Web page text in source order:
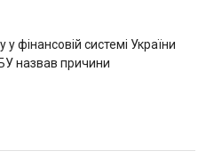
у фінансовій системі України
назвав причини